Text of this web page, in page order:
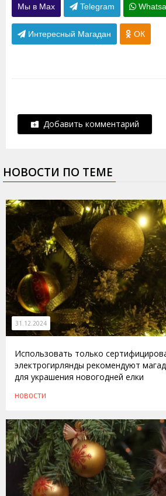
Мы в Max Telegram
Интересный Магадан ОК
Добавить комментарий
НОВОСТИ ПО ТЕМЕ
31.12.2024
Использовать только
электрогирлянды рекомендуют
для украшения новогодней елки
НОВОСТИ